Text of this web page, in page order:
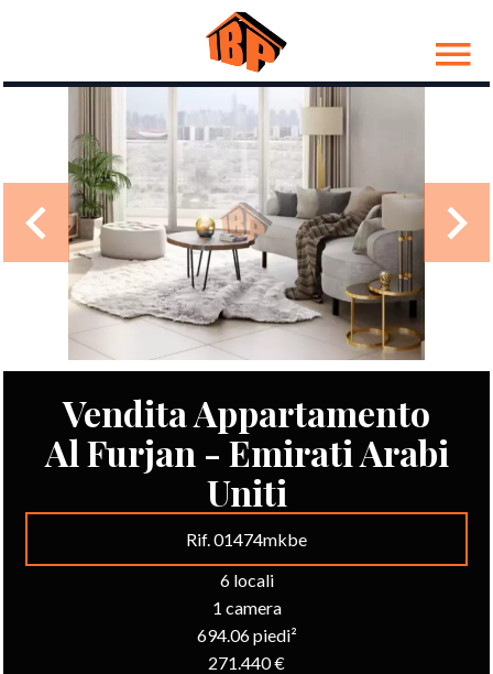
Vendita Appartamento
Al Furjan - Emirati Arabi
Uniti
Rif. 01474mkbe
6 locali
1 camera
694.06 piedi²
271.440 €